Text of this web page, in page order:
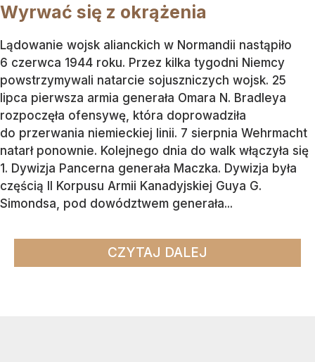
Wyrwać się z okrążenia
Lądowanie wojsk alianckich w Normandii nastąpiło
6 czerwca 1944 roku. Przez kilka tygodni Niemcy
powstrzymywali natarcie sojuszniczych wojsk. 25
lipca pierwsza armia generała Omara N. Bradleya
rozpoczęła ofensywę, która doprowadziła
do przerwania niemieckiej linii. 7 sierpnia Wehrmacht
natarł ponownie. Kolejnego dnia do walk włączyła się
1. Dywizja Pancerna generała Maczka. Dywizja była
częścią II Korpusu Armii Kanadyjskiej Guya G.
Simondsa, pod dowództwem generała...
CZYTAJ DALEJ